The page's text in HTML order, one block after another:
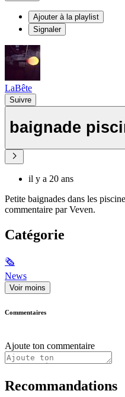
Ajouter à la playlist
Signaler
LaBête
Suivre
il y a 20 ans
Petite baignades dans les
commentaire par Veven.
Catégorie
🗞
News
Voir moins
Commentaires
Ajoute ton commentaire
Recommandations